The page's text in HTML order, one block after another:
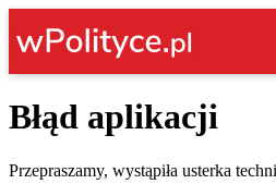
Błąd aplikacji
Przepraszamy, wystąpiła usterka